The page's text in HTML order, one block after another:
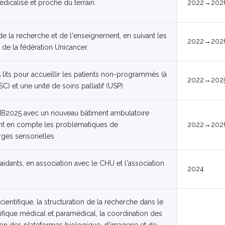
et proche du terrain.
la recherche et de l'enseignement, en suivant les
la fédération Unicancer.
pour accueillir les patients non-programmés (à
et une unité de soins palliatif (USP)
avec un nouveau bâtiment ambulatoire
en compte les problématiques de
sensorielles
en association avec le CHU et l'association
2024
la structuration de la recherche dans le
médical et paramédical, la coordination des